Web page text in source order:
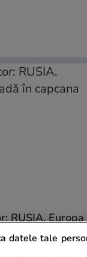
RUSIA. Europa
dronelor
datele tale